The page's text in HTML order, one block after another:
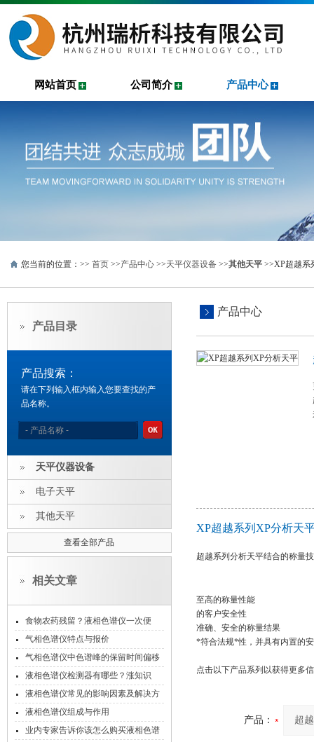
网站首页 公司简介 产品中心
您当前的位置：>> 首页 >>产品中心 >>天平仪器设备 >>其他天平 >>XP超越系
产品目录
产品搜索：
请在下列输入框内输入您要查找的产
品名称。
天平仪器设备
电子天平
其他天平
查看全部产品
相关文章
食物农药残留？液相色谱仪一次便
知！
气相色谱仪特点与报价
气相色谱仪中色谱峰的保留时间偏移
了，不妨试一下从这几方面找找原因
液相色谱仪检测器有哪些？涨知识
了！
液相色谱仪常见的影响因素及解决方
法
液相色谱仪组成与作用
业内专家告诉你该怎么购买液相色谱
产品中心
XP超越系列XP分析天
超越系列分析天平结合的称量
至高的称量性能
的客户安全性
准确、安全的称量结果
*符合法规*性，并具有内置的
点击以下产品系列以获得更多
产品：